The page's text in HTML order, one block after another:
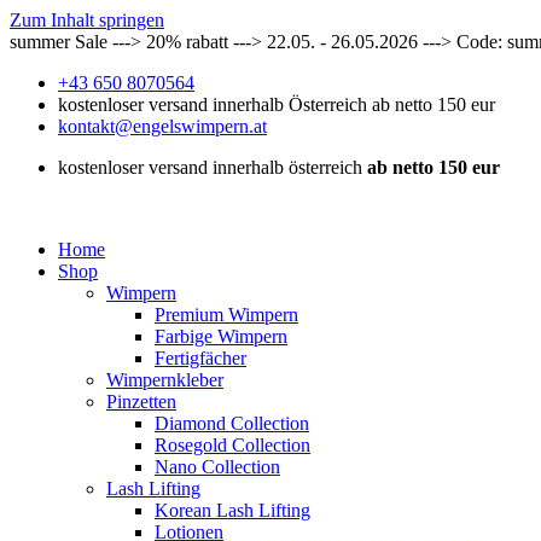
Zum Inhalt springen
summer Sale ---> 20% rabatt ---> 22.05. - 26.05.2026 ---> Code:
+43 650 8070564
kostenloser versand innerhalb Österreich ab netto 150 eur
kontakt@engelswimpern.at
kostenloser versand innerhalb österreich ab netto 150 eur
Home
Shop
Wimpern
Premium Wimpern
Farbige Wimpern
Fertigfächer
Wimpernkleber
Pinzetten
Diamond Collection
Rosegold Collection
Nano Collection
Lash Lifting
Korean Lash Lifting
Lotionen